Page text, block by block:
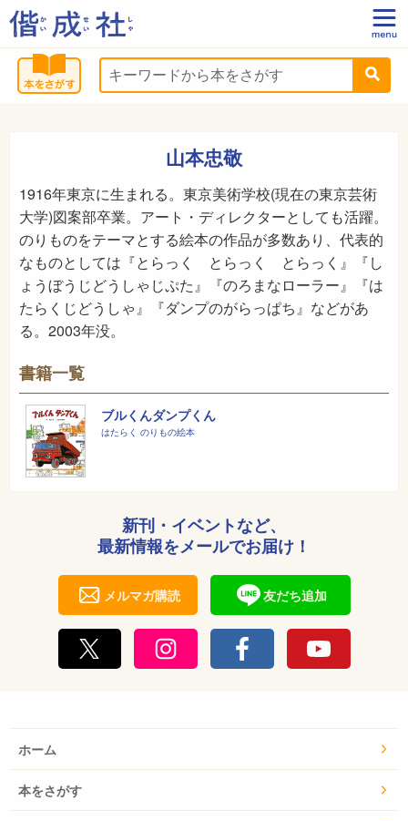
山本忠敬
1916年東京に生まれる。東京美術学校(現在の東京芸術
大学)図案部卒業。アート・ディレクターとしても活躍。
のりものをテーマとする絵本の作品が多数あり、代表的
なものとしては『とらっく とらっく とらっく』『し
ょうぼうじどうしゃじぷた』『のろまなローラー』『は
たらくじどうしゃ』『ダンプのがらっぱち』などがあ
る。2003年没。
書籍一覧
ブルくんダンプくん
はたらく のりもの絵本
新刊・イベントなど、
最新情報をメールでお届け！
メルマガ購読 友だち追加
ホーム
本をさがす